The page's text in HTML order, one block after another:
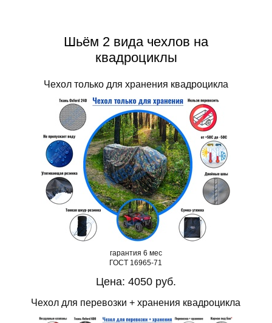
Шьём 2 вида чехлов на
квадроциклы
Чехол только для хранения квадроцикла
гарантия 6 мес
ГОСТ 16965-71
Цена: 4050 руб.
Чехол для перевозки + хранения квадроцикла